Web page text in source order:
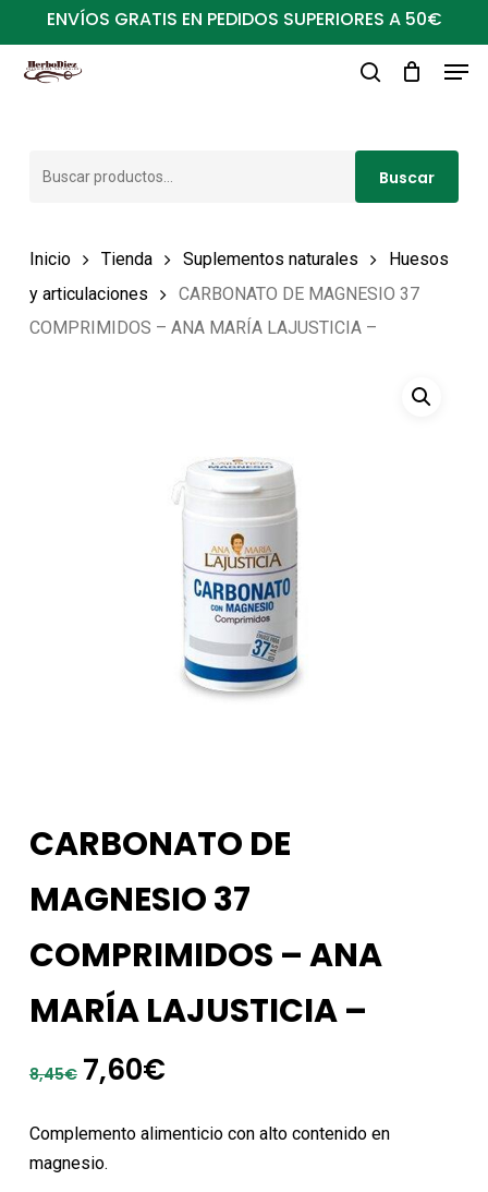
al
contenido
ENVÍOS GRATIS EN PEDIDOS SUPERIORES A 50€
Buscar
Inicio Tienda Suplementos naturales
Huesos
y articulaciones
CARBONATO DE MAGNESIO 37
COMPRIMIDOS – ANA MARÍA LAJUSTICIA –
CARBONATO DE
MAGNESIO 37
COMPRIMIDOS – ANA
MARÍA LAJUSTICIA –
8,45€ El
original
era:
7,60€El
actual
Complemento alimenticio con alto contenido en
magnesio.
Close